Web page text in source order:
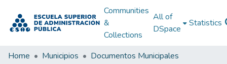
Communities
&
Collections
All of
DSpace
Statistics
Home Municipios
Documentos Municipales